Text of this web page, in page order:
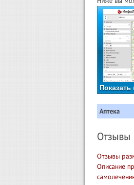
Аптека
Отзывы
Отзывы
Описание